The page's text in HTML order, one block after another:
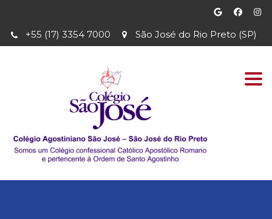
São José do Rio Preto (SP)
+55 (17) 3354 7000